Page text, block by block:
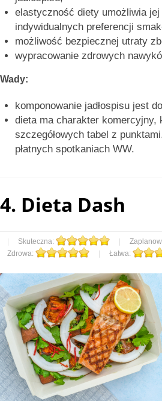
elastyczność diety umożliwia jej
indywidualnych preferencji
możliwość bezpiecznej utraty
wypracowanie zdrowych
Wady:
komponowanie jadłospisu jest
dieta ma charakter komercyjny,
szczegółowych tabel z
płatnych spotkaniach WW.
4. Dieta Dash
| Skuteczna: |
Zdrowa:
| Łatwa: